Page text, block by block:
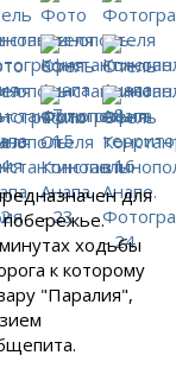
для
ходьбы
к которому
"Паралия",